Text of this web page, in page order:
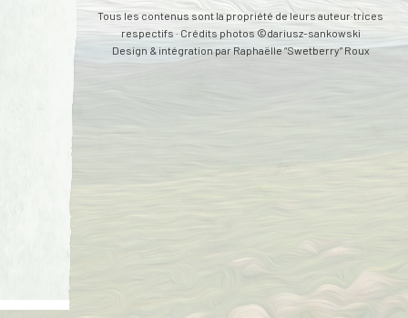
Tous les contenus sont la propriété de leurs auteur·trices
respectifs · Crédits photos ©dariusz-sankowski
Design & intégration parRaphaëlle “Swetberry” Roux